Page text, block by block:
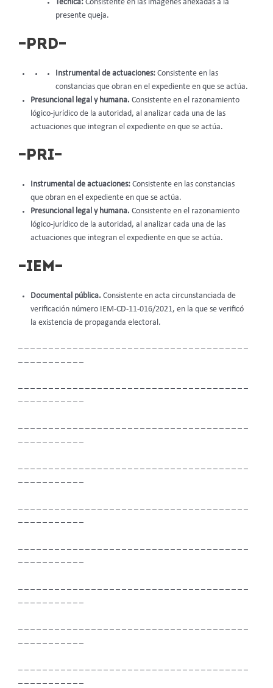
Técnica:Consistente en las imágenes anexadas a la
presente queja.
–PRD–
Instrumental de actuaciones:Consistente en las
constancias que obran en el expediente en que se actúa.
Presuncional legal y humana. Consistente en el razonamiento
lógico-jurídico de la autoridad, al analizar cada una de las
actuaciones que integran el expediente en que se actúa.
–PRI–
Instrumental de actuaciones: Consistente en las constancias
que obran en el expediente en que se actúa.
Presuncional legal y humana. Consistente en el razonamiento
lógico-jurídico de la autoridad, al analizar cada una de las
actuaciones que integran el expediente en que se actúa.
–IEM–
Documental pública. Consistente en acta circunstanciada de
verificación número IEM-CD-11-016/2021, en la que se verificó
la existencia de propaganda electoral.
– – – – – – – – – – – – – – – – – – – – – – – – – – – – – – – – – – – – – –
– – – – – – – – – – –
– – – – – – – – – – – – – – – – – – – – – – – – – – – – – – – – – – – – – –
– – – – – – – – – – –
– – – – – – – – – – – – – – – – – – – – – – – – – – – – – – – – – – – – – –
– – – – – – – – – – –
– – – – – – – – – – – – – – – – – – – – – – – – – – – – – – – – – – – – – –
– – – – – – – – – – –
– – – – – – – – – – – – – – – – – – – – – – – – – – – – – – – – – – – – – –
– – – – – – – – – – –
– – – – – – – – – – – – – – – – – – – – – – – – – – – – – – – – – – – – – –
– – – – – – – – – – –
– – – – – – – – – – – – – – – – – – – – – – – – – – – – – – – – – – – – – –
– – – – – – – – – – –
– – – – – – – – – – – – – – – – – – – – – – – – – – – – – – – – – – – – – –
– – – – – – – – – – –
– – – – – – – – – – – – – – – – – – – – – – – – – – – – – – – – – – – – – –
– – – – – – – – – – –